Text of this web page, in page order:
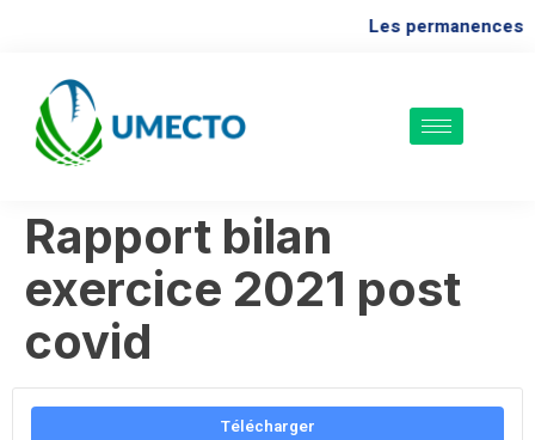
Les permanences
Rapport bilan
exercice 2021 post
covid
Télécharger